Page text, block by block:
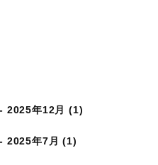
2025年12月 (1)
2025年7月 (1)